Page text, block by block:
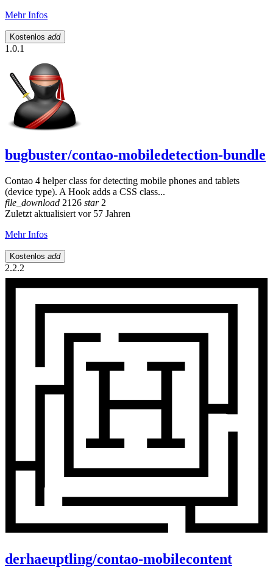
Mehr Infos
Kostenlos add
1.0.1
bugbuster/contao-mobiledetection-bundle
Contao 4 helper class for detecting mobile phones and tablets
(device type). A Hook adds a CSS class...
file_download 2126 star2
Zuletzt aktualisiert vor 57 Jahren
Mehr Infos
Kostenlos add
2.2.2
derhaeuptling/contao-mobilecontent